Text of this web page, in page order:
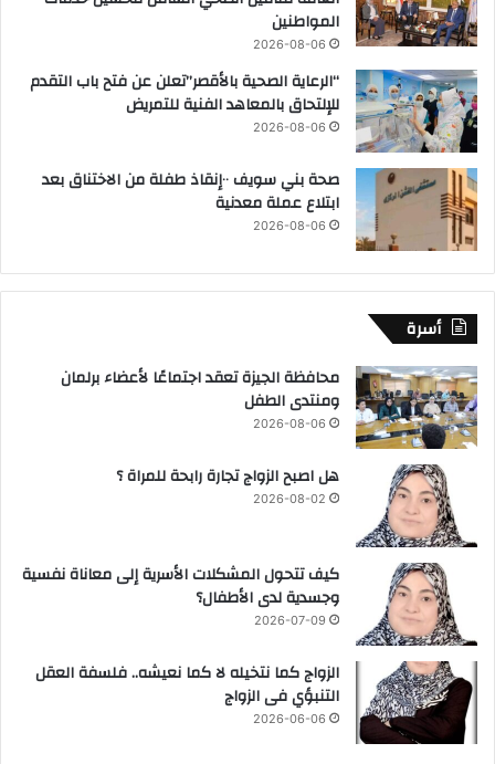
المواطنين
2026-08-06
“الرعاية الصحية بالأقصر”تعلن عن فتح باب التقدم
للإلتحاق بالمعاهد الفنية للتمريض
2026-08-06
صحة بني سويف ٠٠إنقاذ طفلة من الاختناق بعد
ابتلاع عملة معدنية
2026-08-06
أسرة
محافظة الجيزة تعقد اجتماعًا لأعضاء برلمان
ومنتدى الطفل
2026-08-06
هل اصبح الزواج تجارة رابحة للمراة ؟
2026-08-02
كيف تتحول المشكلات الأسرية إلى معاناة نفسية
وجسدية لدى الأطفال؟
2026-07-09
الزواج كما نتخيله لا كما نعيشه.. فلسفة العقل
التنبؤي فى الزواج
2026-06-06